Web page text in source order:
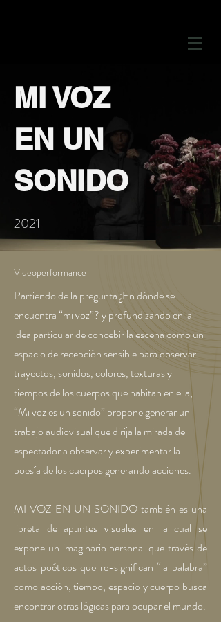
MI VOZ
EN UN
SONIDO
2021
Videoperformance
Partiendo de la pregunta ¿En dónde se
encuentra “mi voz”? y profundizando en la
idea particular de concebir la escena como un
espacio de recepción sensible para observar
trayectos, sonidos, colores, texturas y
tiempos de los cuerpos que habitan en ella,
“Mi voz es un sonido” propone generar un
trabajo audiovisual que dirija la mirada del
espectador a observar y experimentar la
poesía de los cuerpos generando acciones.
MI VOZ EN UN SONIDO también es una
libreta de apuntes visuales en la cual se
expone un imaginario personal que través de
actos poéticos que re-significan “la palabra”
como acción, tiempo, espacio y cuerpo busca
encontrar otras lógicas para ocupar el mundo.